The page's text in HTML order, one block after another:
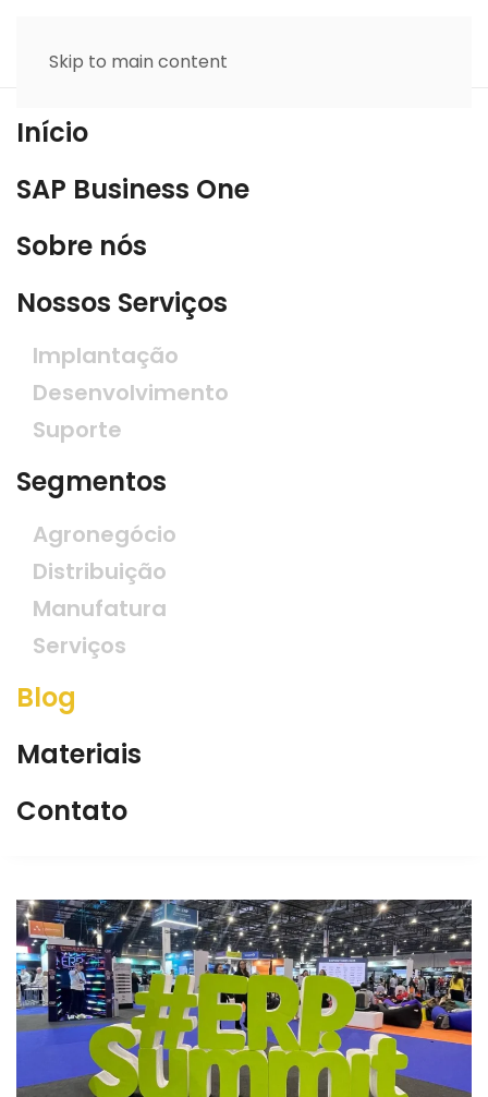
Skip to main content
Início
SAP Business One
Sobre nós
Nossos Serviços
Implantação
Desenvolvimento
Suporte
Segmentos
Agronegócio
Distribuição
Manufatura
Serviços
Blog
Materiais
Contato